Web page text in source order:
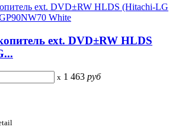
ext. DVD±RW HLDS
x 1 463 руб